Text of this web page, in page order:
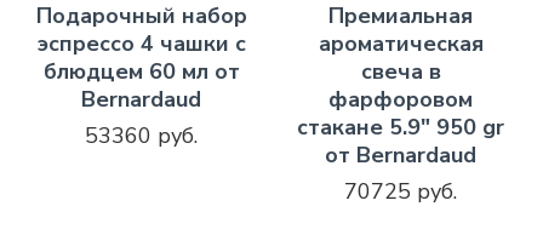
Подарочный набор
эспрессо 4 чашки с
блюдцем 60 мл от
Bernardaud
53360 руб.
Премиальная
ароматическая
свеча в
фарфоровом
стакане 5.9" 950 gr
от Bernardaud
70725 руб.